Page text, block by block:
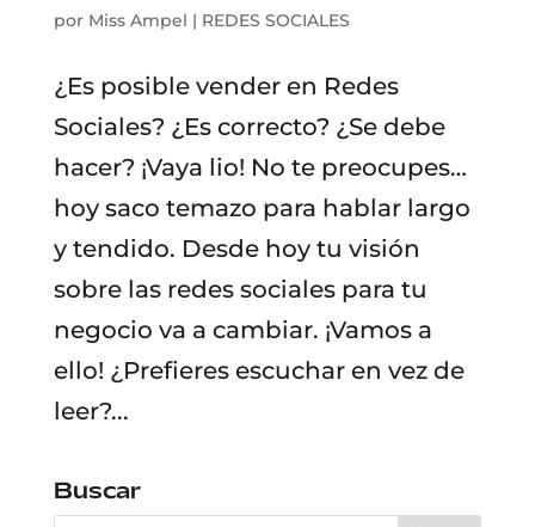
por Miss Ampel | REDES SOCIALES
¿Es posible vender en Redes
Sociales? ¿Es correcto? ¿Se debe
hacer? ¡Vaya lio! No te preocupes…
hoy saco temazo para hablar largo
y tendido. Desde hoy tu visión
sobre las redes sociales para tu
negocio va a cambiar. ¡Vamos a
ello! ¿Prefieres escuchar en vez de
leer?...
Buscar